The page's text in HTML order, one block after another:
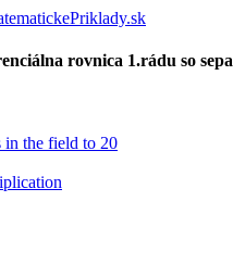
rovnica 1.rádu so
in the field to 20